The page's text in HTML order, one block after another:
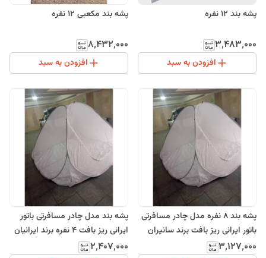
پشه بند 12 نفره
۳٬۴۸۳٬۰۰۰
افزودن به سبد
پشه بند مکعبی 12 نفره
۸٬۴۳۲٬۰۰۰
افزودن به سبد
پشه بند 8 نفره مدل چادر مسافرتی
باتور ایرانی ریز بافت برند سانیران
۳٬۱۲۷٬۰۰۰
پشه بند مدل چادر مسافرتی باتور
ایرانی ریز بافت 4 نفره برند ایرانیان
۲٬۴۰۷٬۰۰۰